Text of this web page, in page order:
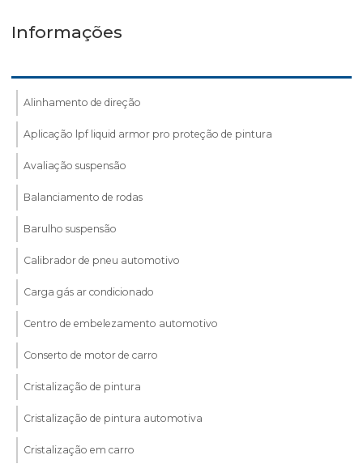
Informações
Alinhamento de direção
Aplicação lpf liquid armor pro proteção de pintura
Avaliação suspensão
Balanciamento de rodas
Barulho suspensão
Calibrador de pneu automotivo
Carga gás ar condicionado
Centro de embelezamento automotivo
Conserto de motor de carro
Cristalização de pintura
Cristalização de pintura automotiva
Cristalização em carro